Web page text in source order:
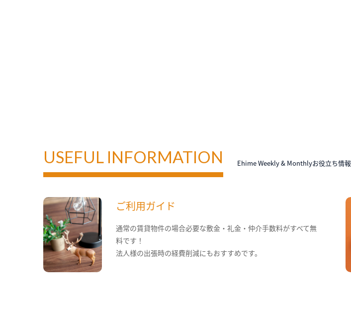
USEFUL INFORMATION Ehime Weekly & Monthlyお役立ち情報
ご利用ガイド
通常の賃貸物件の場合必要な敷金・礼金・仲介手数料がすべて無
料です！
法人様の出張時の経費削減にもおすすめです。